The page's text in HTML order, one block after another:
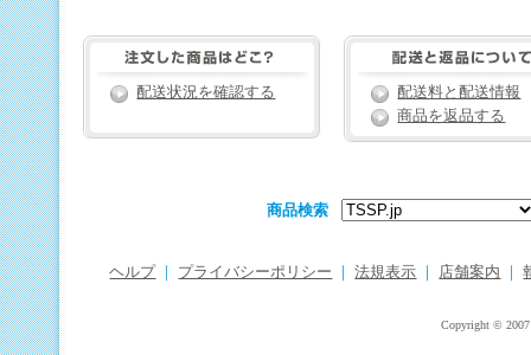
配送状況を確認する
配送料と配送情報
商品を返品する
商品検索
ヘルプ プライバシーポリシー ｜法規表示 店舗案内 ｜
Copyright © 2007